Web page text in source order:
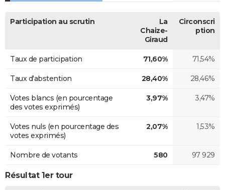
Participation au scrutin
La
Chaize-
Giraud
Circonscri
ption
Taux de participation 71,60% 71,54%
Taux d'abstention 28,40% 28,46%
Votes blancs (en pourcentage
des votes exprimés)
3,97% 3,47%
Votes nuls (en pourcentage des
votes exprimés)
2,07% 1,53%
Nombre de votants 580 97 929
Résultat 1er tour